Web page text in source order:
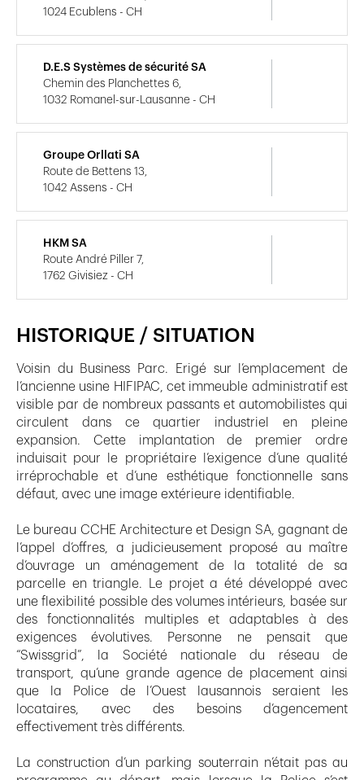
HISTORIQUE / SITUATION
Voisin du Business Parc. Erigé sur l’emplacement de
l’ancienne usine HIFIPAC, cet immeuble administratif est
visible par de nombreux passants et automobilistes qui
circulent dans ce quartier industriel en pleine
expansion. Cette implantation de premier ordre
induisait pour le propriétaire l’exigence d’une qualité
irréprochable et d’une esthétique fonctionnelle sans
défaut, avec une image extérieure identifiable.
Le bureau CCHE Architecture et Design SA, gagnant de
l’appel d’offres, a judicieusement proposé au maître
d’ouvrage un aménagement de la totalité de sa
parcelle en triangle. Le projet a été développé avec
une flexibilité possible des volumes intérieurs, basée sur
des fonctionnalités multiples et adaptables à des
exigences évolutives. Personne ne pensait que
“Swissgrid”, la Société nationale du réseau de
transport, qu’une grande agence de placement ainsi
que la Police de l’Ouest lausannois seraient les
locataires, avec des besoins d’agencement
effectivement très différents.
La construction d’un parking souterrain n’était pas au
1024 Ecublens - CH
D.E.S Systèmes de sécurité SA
Chemin des Planchettes 6,
1032 Romanel-sur-Lausanne - CH
Groupe Orllati SA
Route de Bettens 13,
1042 Assens - CH
HKM SA
Route André Piller 7,
1762 Givisiez - CH